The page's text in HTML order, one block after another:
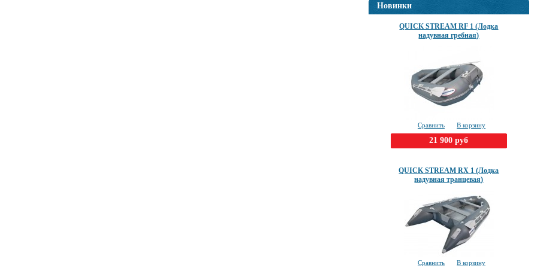
Новинки
QUICK STREAM RF 1 (Лодка
надувная гребная)
Сравнить В корзину
21 900 руб
QUICK STREAM RX 1 (Лодка
надувная транцевая)
Сравнить В корзину